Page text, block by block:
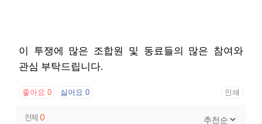
이 투쟁에 많은 조합원 및 동료들의 많은 참여와
관심 부탁드립니다.
좋아요 0 싫어요0 인쇄
전체 0